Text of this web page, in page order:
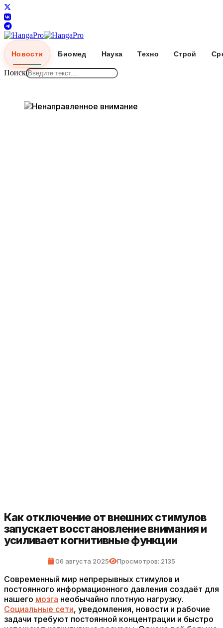
Новости Биомед Наука Техно Строй
Поиск
Как отключение от внешних стимулов
запускает восстановление внимания и
усиливает когнитивные функции
06 августа 2025 Просмотров: 2135
Современный мир непрерывных стимулов и
постоянного информационного давления создаёт для
нашего мозга необычайно плотную нагрузку.
Социальные сети, уведомления, новости и рабочие
задачи требуют постоянной концентрации и быстро